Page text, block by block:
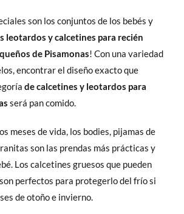
son los conjuntos de los bebés y
leotardos y calcetines para recién
de Pisamonas! Con una variedad
encontrar el diseño exacto que
de calcetines y leotardos para
será pan comido.
meses de vida, los bodies, pijamas de
son las prendas más prácticas y
Los calcetines gruesos que pueden
perfectos para protegerlo del frío si
de otoño e invierno.